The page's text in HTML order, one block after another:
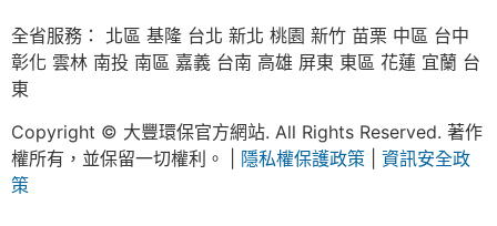
全省服務： 北區 基隆 台北 新北 桃園 新竹 苗栗 中區 台中
彰化 雲林 南投 南區 嘉義 台南 高雄 屏東 東區 花蓮 宜蘭 台
東
Copyright © 大豐環保官方網站. All Rights Reserved. 著作
權所有，並保留一切權利。 | 隱私權保護政策
資訊安全政
策